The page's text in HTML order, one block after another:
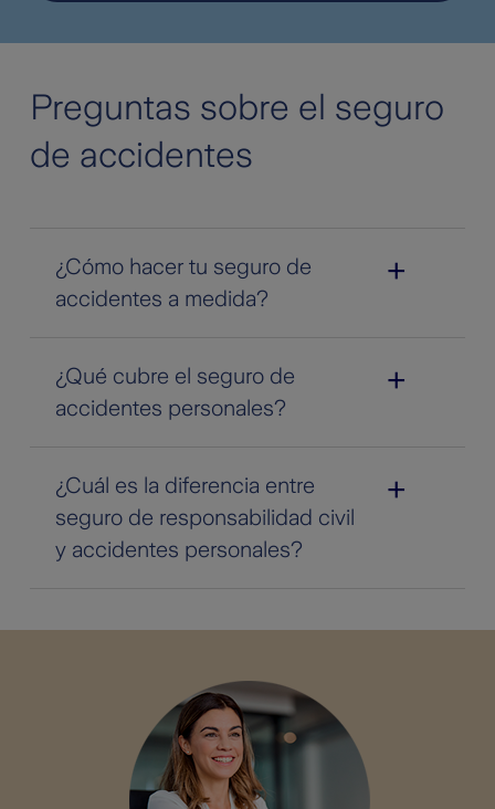
Preguntas sobre el seguro
de accidentes
¿Cómo hacer tu seguro de
accidentes a medida?
¿Qué cubre el seguro de
accidentes personales?
¿Cuál es la diferencia entre
seguro de responsabilidad civil
y accidentes personales?